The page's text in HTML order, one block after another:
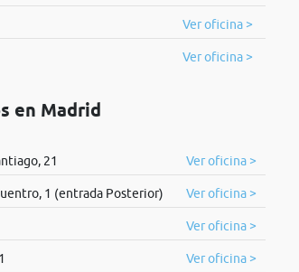
Ver oficina >
Ver oficina >
en Madrid
21 Ver oficina >
1 (entrada Posterior) Ver oficina >
Ver oficina >
Ver oficina >